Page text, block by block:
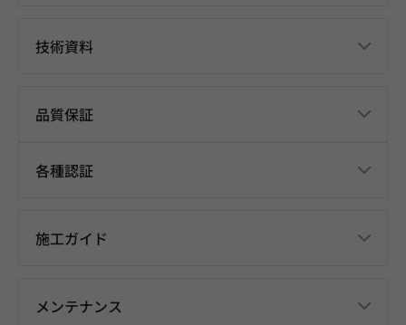
技術資料
品質保証
各種認証
施工ガイド
メンテナンス